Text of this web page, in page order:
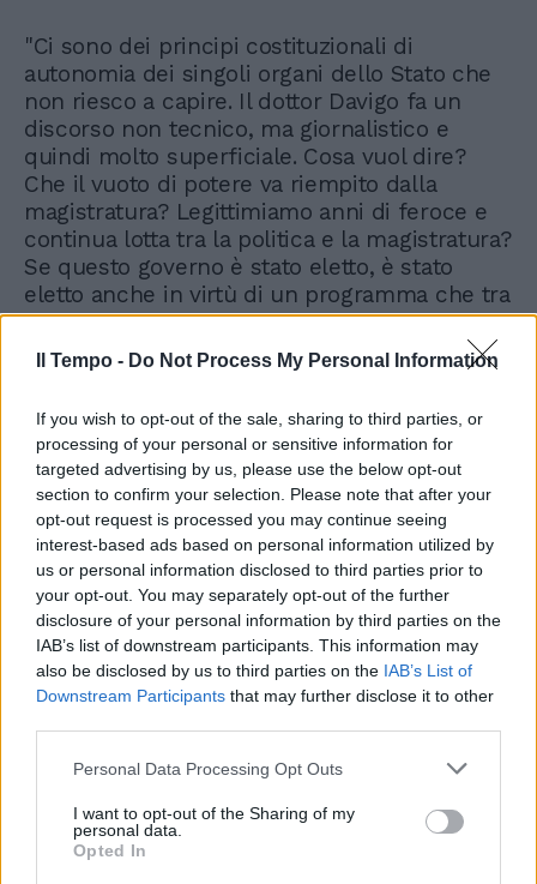
Il Tempo - Do Not Process My Personal Information
If you wish to opt-out of the sale, sharing to third parties, or
processing of your personal or sensitive information for
targeted advertising by us, please use the below opt-out
section to confirm your selection. Please note that after your
opt-out request is processed you may continue seeing
interest-based ads based on personal information utilized by
us or personal information disclosed to third parties prior to
your opt-out. You may separately opt-out of the further
disclosure of your personal information by third parties on the
IAB’s list of downstream participants. This information may
also be disclosed by us to third parties on the IAB’s List of
Downstream Participants that may further disclose it to other
Personal Data Processing Opt Outs
I want to opt-out of the Sharing of my
personal data.
Opted In
"Ci sono dei principi costituzionali di
autonomia dei singoli organi dello Stato che
non riesco a capire. Il dottor Davigo fa un
discorso non tecnico, ma giornalistico e
quindi molto superficiale. Cosa vuol dire?
Che il vuoto di potere va riempito dalla
magistratura? Legittimiamo anni di feroce e
continua lotta tra la politica e la magistratura?
Se questo governo è stato eletto, è stato
eletto anche in virtù di un programma che tra
i primi punti una riforma della giustizia", ha
ribattuto Francesco Specchia. Quindi Davigo
ha risposto: "In Gran Bretagna il primo
al Parlamento del suo comportamento. Se
avessero detto 'Aspettiamo se un giudice
decide se c'è stata la festa o meno, sarebbe
stato un giudice a far cadere il primo
ministro". "Quindi lei ne fa una questione
etica?", ha domandato il giornalista. I toni si
sono scaldati. "La politica ha abdicato da
decenni alla funzione di mandare a casa i
mascalzoni", ha detto il magistrato. "Mi dia la
spiegazione del concetto di mascalzone. Lei è
stato accusato di aver perduto la postura
istituzionale in una sentenza del tribunale di
Brescia", ha affermato Specchia. "Io non
chiesto Davigo. "Lei non dovrebbe parlare",
ha chiosato il giornalista.